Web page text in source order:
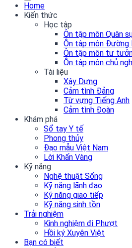
Home
Kiến thức
Học tập
Ôn tập môn Quân
Ôn tập môn Đường
Ôn tập môn tư
Ôn tập môn chủ
Tài liệu
Xây Dựng
Cảm tình Đảng
Từ vựng Tiếng Anh
Cảm tình Đoàn
Khám phá
Sổ tay Y tế
Phong thủy
Đạo mẫu Việt Nam
Lời Khấn Vàng
Kỹ năng
Nghệ thuật Sống
Kỹ năng lãnh đạo
Kỹ năng giao tiếp
Kỹ năng sinh tồn
Trải nghiệm
Kinh nghiệm đi Phượt
Hồi ký Xuyên Việt
Bạn có biết